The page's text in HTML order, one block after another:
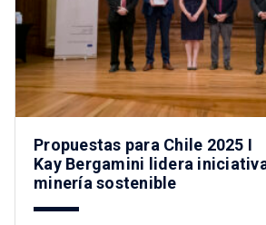
Propuestas para Chile 2025 I
Kay Bergamini lidera
minería sostenible